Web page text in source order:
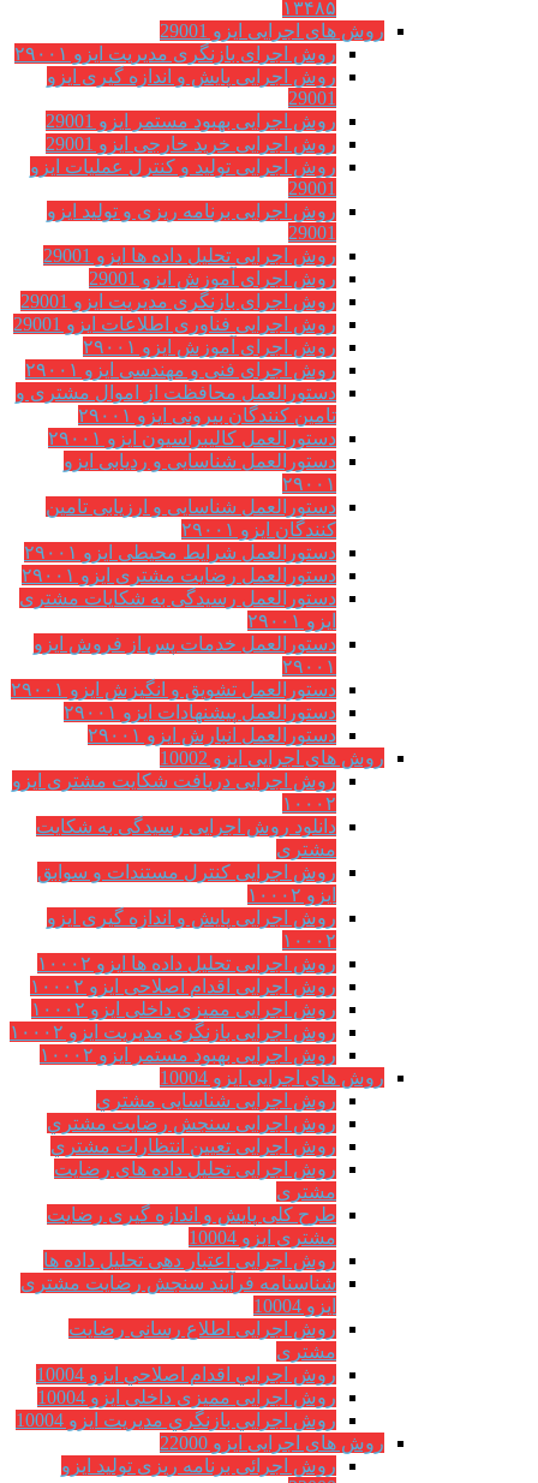
۱۳۴۸۵
روش های اجرایی ایزو 29001
روش اجرای بازنگری مدیریت ایزو ۲۹۰۰۱
روش اجرایی پایش و اندازه گیری ایزو
29001
روش اجرایی بهبود مستمر ایزو 29001
روش اجرایی خرید خارجی ایزو 29001
روش اجرایی تولید و کنترل عملیات ایزو
29001
روش اجرایی برنامه ریزی و تولید ایزو
29001
روش اجرایی تحلیل داده ها ایزو 29001
روش اجرای آموزش ایزو 29001
روش اجرای بازنگری مدیریت ایزو 29001
روش اجرایی فناوری اطلاعات ایزو 29001
روش اجرای آموزش ایزو ۲۹۰۰۱
روش اجرای فنی و مهندسی ایزو ۲۹۰۰۱
دستورالعمل محافظت از اموال مشتری و
تامین کنندگان بیرونی ایزو ۲۹۰۰۱
دستورالعمل کالیبراسیون ایزو ۲۹۰۰۱
دستورالعمل شناسایی و ردیابی ایزو
۲۹۰۰۱
دستورالعمل شناسایی و ارزیابی تامین
کنندگان ایزو ۲۹۰۰۱
دستورالعمل شرایط محیطی ایزو ۲۹۰۰۱
دستورالعمل رضایت مشتری ایزو ۲۹۰۰۱
دستورالعمل رسیدگی به شکایات مشتری
ایزو ۲۹۰۰۱
دستورالعمل خدمات پس از فروش ایزو
۲۹۰۰۱
دستورالعمل تشویق و انگیزش ایزو ۲۹۰۰۱
دستورالعمل پیشنهادات ایزو ۲۹۰۰۱
دستورالعمل انبارش ایزو ۲۹۰۰۱
روش های اجرایی ایزو 10002
روش اجرایی دریافت شکایت مشتری ایزو
۱۰۰۰۲
دانلود روش اجرایی رسیدگی به شکایت
مشتری
روش اجرایی کنترل مستندات و سوابق
ایزو ۱۰۰۰۲
روش اجرایی پایش و اندازه گیری ایزو
۱۰۰۰۲
روش اجرایی تحلیل داده ها ایزو ۱۰۰۰۲
روش اجرایی اقدام اصلاحی ایزو ۱۰۰۰۲
روش اجرایی ممیزی داخلی ایزو ۱۰۰۰۲
روش اجرایی بازنگری مدیریت ایزو ۱۰۰۰۲
روش اجرایی بهبود مستمر ایزو ۱۰۰۰۲
روش های اجرایی ایزو 10004
روش اجرایی شناسایی مشتري
روش اجرایی سنجش رضایت مشتري
روش اجرایی تعیین انتظارات مشتري
روش اجرایی تحلیل داده های رضایت
مشتری
طرح کلی پایش و اندازه گیری رضایت
مشتری ایزو 10004
روش اجرایی اعتبار دهی تحلیل داده ها
شناسنامه فرآیند سنجش رضایت مشتری
ایزو 10004
روش اجرایی اطلاع رسانی رضایت
مشتری
روش اجرايي اقدام اصلاحي ایزو 10004
روش اجرایی ممیزی داخلی ایزو 10004
روش اجرايي بازنگري مديريت ایزو 10004
روش های اجرایی ایزو 22000
روش اجرائی برنامه ريزی توليد ایزو